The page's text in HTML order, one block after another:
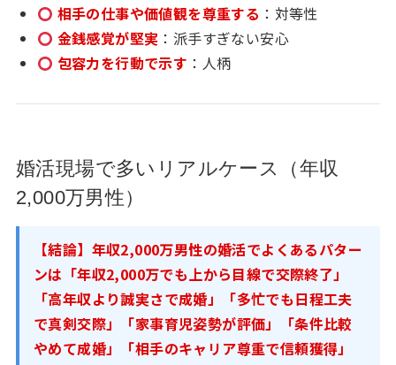
相手の仕事や価値観を尊重する ：対等性
金銭感覚が堅実 ：派手すぎない安心
包容力を行動で示す ：人柄
婚活現場で多いリアルケース（年収
2,000万男性）
【結論】年収2,000万男性の婚活でよくあるパター
ンは「年収2,000万でも上から目線で交際終了」
「高年収より誠実さで成婚」「多忙でも日程工夫
で真剣交際」「家事育児姿勢が評価」「条件比較
やめて成婚」「相手のキャリア尊重で信頼獲得」